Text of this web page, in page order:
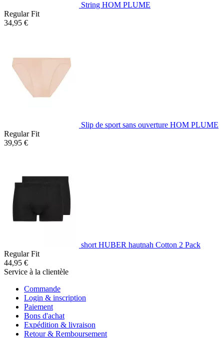
String HOM PLUME
Regular Fit
34,95 €
Slip de sport sans ouverture HOM PLUME
Regular Fit
39,95 €
short HUBER hautnah Cotton 2 Pack
Regular Fit
44,95 €
Service à la clientèle
Commande
Login & inscription
Paiement
Bons d'achat
Expédition & livraison
Retour & Remboursement